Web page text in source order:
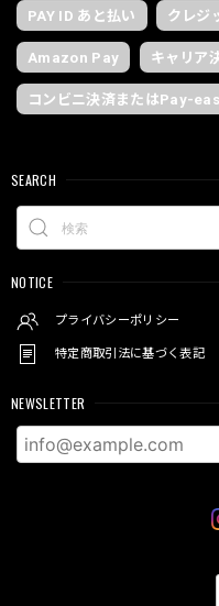
PAY ID あと払い クレジ
Amazon Pay キャリア
コンビニ決済またはPay-
SEARCH
NOTICE
プライバシーポリシー
特定商取引法に基づく表記
NEWSLETTER